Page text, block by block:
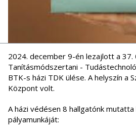
2024. december 9-én lezajlott a
Tanításmódszertani -
BTK-s házi TDK ülése. A helyszín a
Központ volt.
A házi védésen 8 hallgatónk
pályamunkáját: